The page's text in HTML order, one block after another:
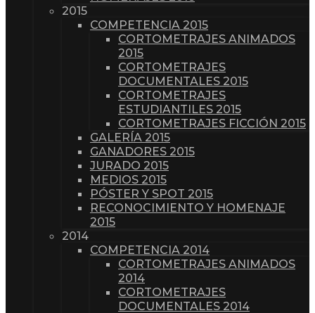
2015
COMPETENCIA 2015
CORTOMETRAJES ANIMADOS
2015
CORTOMETRAJES
DOCUMENTALES 2015
CORTOMETRAJES
ESTUDIANTILES 2015
CORTOMETRAJES FICCIÓN 2015
GALERÍA 2015
GANADORES 2015
JURADO 2015
MEDIOS 2015
PÓSTER Y SPOT 2015
RECONOCIMIENTO Y HOMENAJE
2015
2014
COMPETENCIA 2014
CORTOMETRAJES ANIMADOS
2014
CORTOMETRAJES
DOCUMENTALES 2014